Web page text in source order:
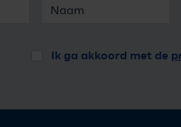
Ik ga akkoord met de